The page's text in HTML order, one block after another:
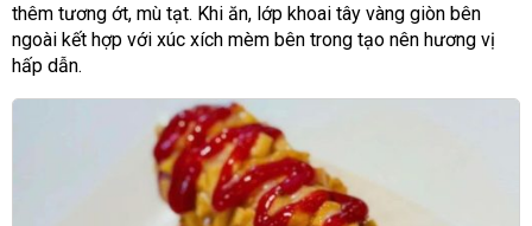
thêm tương ớt, mù tạt. Khi ăn, lớp khoai tây vàng giòn bên
ngoài kết hợp với xúc xích mèm bên trong tạo nên hương vị
hấp dẫn.